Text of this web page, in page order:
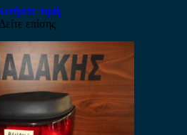
τιμή
Δείτε επίσης